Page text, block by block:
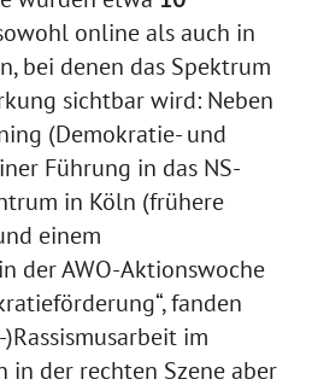
online als auch in
bei denen das Spektrum
sichtbar wird: Neben
(Demokratie- und
Führung in das NS-
in Köln (frühere
einem
der AWO-Aktionswoche
fanden
im
in der rechten Szene aber